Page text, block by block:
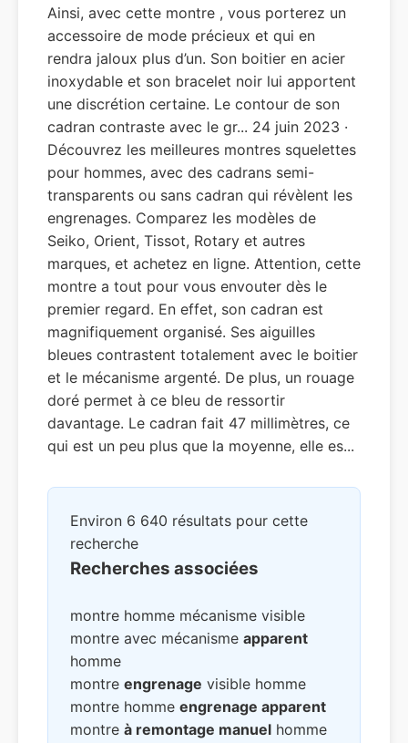
Ainsi, avec cette montre , vous porterez un
accessoire de mode précieux et qui en
rendra jaloux plus d’un. Son boitier en acier
inoxydable et son bracelet noir lui apportent
une discrétion certaine. Le contour de son
cadran contraste avec le gr... 24 juin 2023 ·
Découvrez les meilleures montres squelettes
pour hommes, avec des cadrans semi-
transparents ou sans cadran qui révèlent les
engrenages. Comparez les modèles de
Seiko, Orient, Tissot, Rotary et autres
marques, et achetez en ligne. Attention, cette
montre a tout pour vous envouter dès le
premier regard. En effet, son cadran est
magnifiquement organisé. Ses aiguilles
bleues contrastent totalement avec le boitier
et le mécanisme argenté. De plus, un rouage
doré permet à ce bleu de ressortir
davantage. Le cadran fait 47 millimètres, ce
qui est un peu plus que la moyenne, elle es...
Environ 6 640 résultats pour cette
recherche
Recherches associées
montre homme mécanisme visible
montre avec mécanisme apparent
homme
montre engrenage visible homme
montre homme engrenage apparent
montre à remontage manuel homme